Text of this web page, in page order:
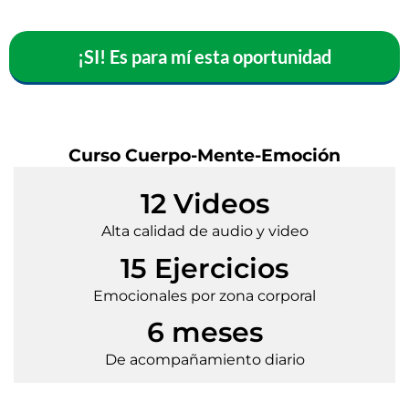
¡SI! Es para mí esta oportunidad
Curso Cuerpo-Mente-Emoción
12 Videos
Alta calidad de audio y video
15 Ejercicios
Emocionales por zona corporal
6 meses
De acompañamiento diario